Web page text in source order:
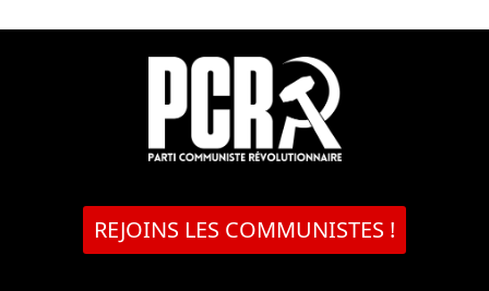
REJOINS LES COMMUNISTES !